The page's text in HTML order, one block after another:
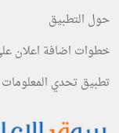
حول التطبيق
خطوات اضافة اعلان
تطبيق تحدي المعلومات